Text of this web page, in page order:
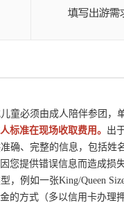
童必须由成人陪伴参团
标准在现场收取费用。 出
确、完整的信息，包括
您提供错误信息而造成损
，例如一张King/Queen
的方式（多以信用卡办理